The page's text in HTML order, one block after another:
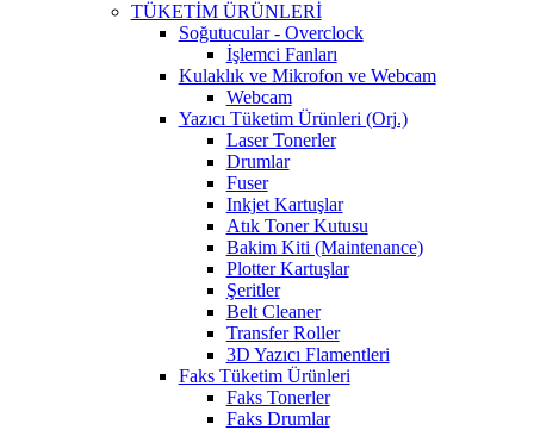
TÜKETİM ÜRÜNLERİ
Soğutucular - Overclock
İşlemci Fanları
Kulaklık ve Mikrofon ve Webcam
Webcam
Yazıcı Tüketim Ürünleri (Orj.)
Laser Tonerler
Drumlar
Fuser
Inkjet Kartuşlar
Atık Toner Kutusu
Bakim Kiti (Maintenance)
Plotter Kartuşlar
Şeritler
Belt Cleaner
Transfer Roller
3D Yazıcı Flamentleri
Faks Tüketim Ürünleri
Faks Tonerler
Faks Drumlar